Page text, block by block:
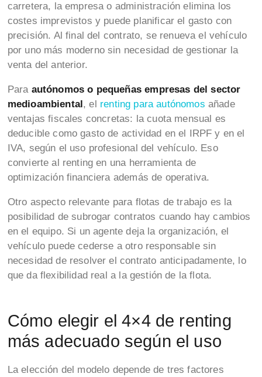
carretera, la empresa o administración elimina los
costes imprevistos y puede planificar el gasto con
precisión. Al final del contrato, se renueva el vehículo
por uno más moderno sin necesidad de gestionar la
venta del anterior.
Para autónomos o pequeñas empresas del sector
medioambiental , el renting para autónomos añade
ventajas fiscales concretas: la cuota mensual es
deducible como gasto de actividad en el IRPF y en el
IVA, según el uso profesional del vehículo. Eso
convierte al renting en una herramienta de
optimización financiera además de operativa.
Otro aspecto relevante para flotas de trabajo es la
posibilidad de subrogar contratos cuando hay cambios
en el equipo. Si un agente deja la organización, el
vehículo puede cederse a otro responsable sin
necesidad de resolver el contrato anticipadamente, lo
que da flexibilidad real a la gestión de la flota.
Cómo elegir el 4×4 de renting
más adecuado según el uso
La elección del modelo depende de tres factores